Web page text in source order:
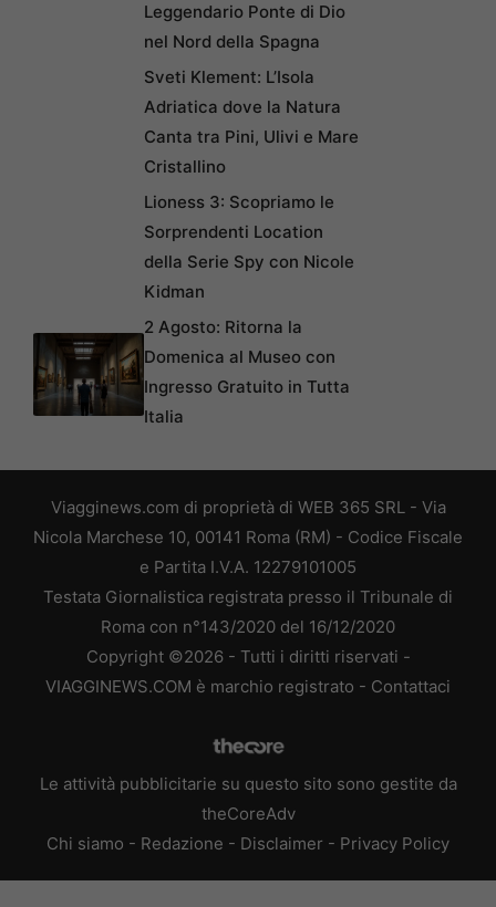
Leggendario Ponte di Dio
nel Nord della Spagna
Sveti Klement: L’Isola
Adriatica dove la Natura
Canta tra Pini, Ulivi e Mare
Cristallino
Lioness 3: Scopriamo le
Sorprendenti Location
della Serie Spy con Nicole
Kidman
2 Agosto: Ritorna la
Domenica al Museo con
Ingresso Gratuito in Tutta
Italia
Viagginews.com di proprietà di WEB 365 SRL - Via
Nicola Marchese 10, 00141 Roma (RM) - Codice Fiscale
e Partita I.V.A. 12279101005
Testata Giornalistica registrata presso il Tribunale di
Roma con n°143/2020 del 16/12/2020
Copyright ©2026 - Tutti i diritti riservati -
VIAGGINEWS.COM è marchio registrato - Contattaci
Le attività pubblicitarie su questo sito sono gestite da
theCoreAdv
Chi siamo - Redazione - Disclaimer - Privacy Policy